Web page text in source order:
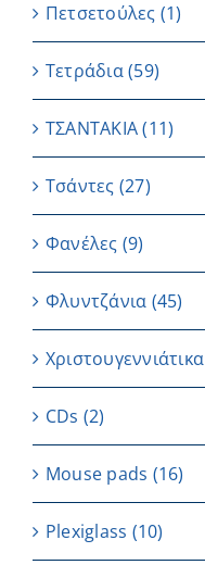
Πετσετούλες (1)
Τετράδια(59)
ΤΣΑΝΤΑΚΙΑ (11)
Τσάντες (27)
Φανέλες (9)
Φλυντζάνια (45)
Χριστουγεννιάτικα
CDs (2)
Μouse pads (16)
Plexiglass (10)